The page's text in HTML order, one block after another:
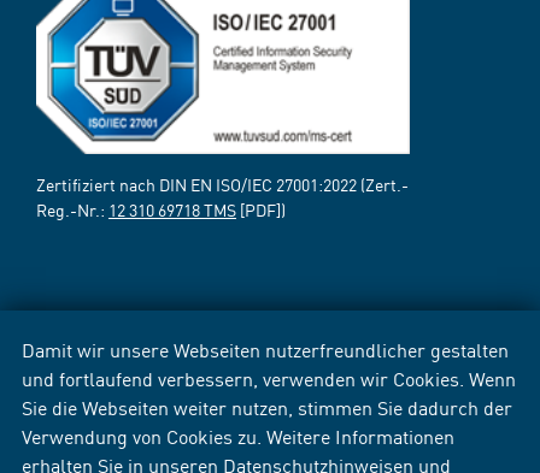
Damit wir unsere Webseiten nutzerfreundlicher gestalten
und fortlaufend verbessern, verwenden wir Cookies. Wenn
Sie die Webseiten weiter nutzen, stimmen Sie dadurch der
Verwendung von Cookies zu. Weitere Informationen
erhalten Sie in unseren Datenschutzhinweisen und
Zertifiziert nach DIN EN ISO/IEC 27001:2022 (Zert.-
Reg.-Nr.: 12 310 69718 TMS [PDF])